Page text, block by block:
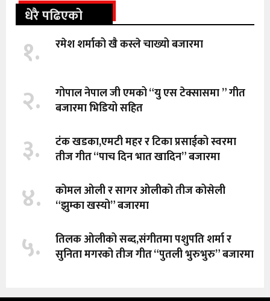
धेरै पढिएको
१. रमेश शर्माको खै कस्ले चाख्यो बजारमा
२.
गोपाल नेपाल जी एमको “यु एस टेक्सासमा ” गीत
बजारमा भिडियो सहित
३.
टंक खडका,एमटी महर र टिका प्रसाईको स्वरमा
तीज गीत “पाच दिन भात खादिन” बजारमा
४.
कोमल ओली र सागर ओलीको तीज कोसेली
“झुम्का खस्यो” बजारमा
५.
तिलक ओलीको सब्द,संगीतमा पशुपति शर्मा र
सुनिता मगरको तीज गीत “पुतली भुरुभुरु” बजारमा